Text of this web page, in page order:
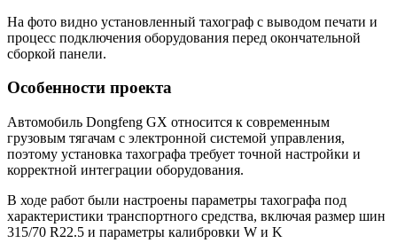
На фото видно установленный тахограф с выводом печати и
процесс подключения оборудования перед окончательной
сборкой панели.
Особенности проекта
Автомобиль Dongfeng GX относится к современным
грузовым тягачам с электронной системой управления,
поэтому установка тахографа требует точной настройки и
корректной интеграции оборудования.
В ходе работ были настроены параметры тахографа под
характеристики транспортного средства, включая размер шин
315/70 R22.5 и параметры калибровки W и K